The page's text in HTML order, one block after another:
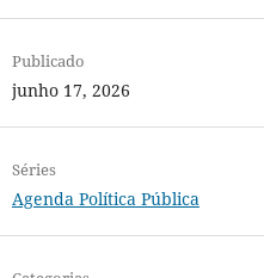
Publicado
junho 17, 2026
Séries
Agenda Política Pública